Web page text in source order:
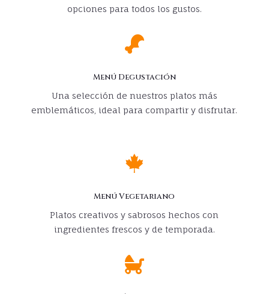
opciones para todos los gustos.

Menú Degustación
Una selección de nuestros platos más
emblemáticos, ideal para compartir y disfrutar.

Menú Vegetariano
Platos creativos y sabrosos hechos con
ingredientes frescos y de temporada.
